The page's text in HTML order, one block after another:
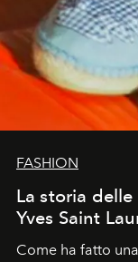
FASHION
La storia
Yves Saint
Come ha fatto